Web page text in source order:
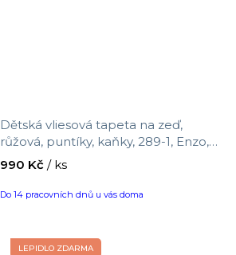
Dětská vliesová tapeta na zeď,
růžová, puntíky, kaňky, 289-1, Enzo,
ICH Wallcoverings, velikost 10,05 x
Do 14 pracovních dnů u vás doma
990 Kč / ks
LEPIDLO ZDARMA